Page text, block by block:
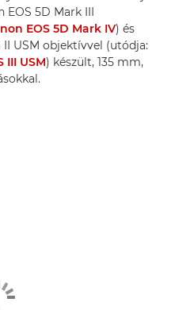
EOS 5D Mark III
EOS 5D Mark IV) és
USM objektívvel (utódja:
III USM) készült, 135 mm,